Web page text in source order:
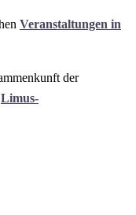
Veranstaltungen in
der
Limus-